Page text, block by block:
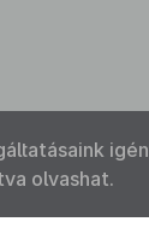
olvashat.